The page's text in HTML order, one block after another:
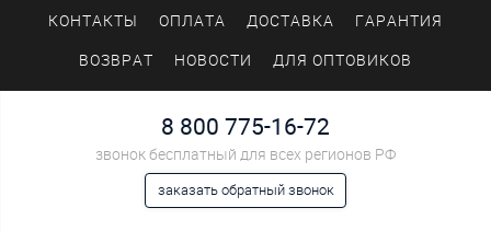
КОНТАКТЫ ОПЛАТА ДОСТАВКА ГАРАНТИЯ
ВОЗВРАТ НОВОСТИ ДЛЯ ОПТОВИКОВ
8 800 775-16-72
звонок бесплатный для всех регионов РФ
заказать обратный звонок